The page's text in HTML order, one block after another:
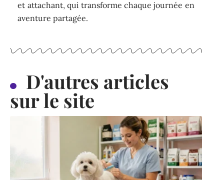
et attachant, qui transforme chaque journée en
aventure partagée.
D'autres articles
sur le site